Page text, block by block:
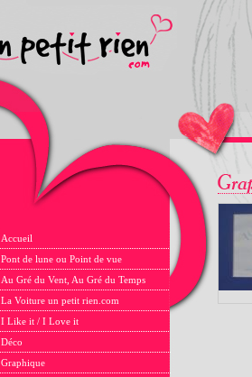
Accueil
Pont de lune ou Point de vue
Au Gré du Vent, Au Gré du Temps
La Voiture un petit rien.com
I Like it / I Love it
Déco
Graphique